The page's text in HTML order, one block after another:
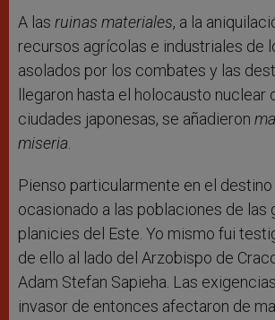
A las ruinas materiales, a la
recursos agrícolas e industriales de
asolados por los combates y las
llegaron hasta el holocausto nuclear
ciudades japonesas, se añadieron
miseria.
Pienso particularmente en el destino
ocasionado a las poblaciones de las
planicies del Este. Yo mismo fui
de ello al lado del Arzobispo de
Adam Stefan Sapieha. Las
invasor de entonces afectaron de